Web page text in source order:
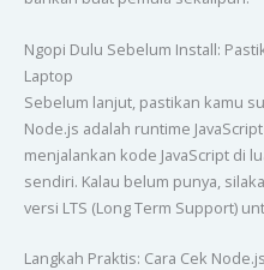
Ngopi Dulu Sebelum Install:
Laptop
Sebelum lanjut, pastikan kamu
Node.js adalah runtime
menjalankan kode JavaScript di
sendiri. Kalau belum punya,
versi LTS (Long Term Support)
Langkah Praktis: Cara Cek